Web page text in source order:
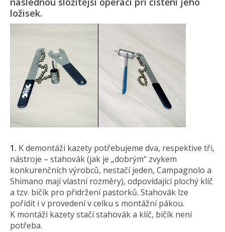
ložisek.
1. K demontáži kazety potřebujeme dva, respektive tři,
nástroje – stahovák (jak je „dobrým“ zvykem
konkurenčních výrobců, nestačí jeden, Campagnolo a
Shimano mají vlastní rozměry), odpovídající plochý klíč
a tzv. bičík pro přidržení pastorků. Stahovák lze
pořídit i v provedení v celku s montážní pákou.
K montáži kazety stačí stahovák a klíč, bičík není
potřeba.